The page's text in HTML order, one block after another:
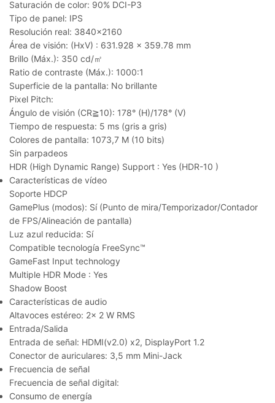
Saturación de color: 90% DCI-P3
Tipo de panel: IPS
Resolución real: 3840×2160
Área de visión: (HxV) : 631.928 x 359.78 mm
Brillo (Máx.): 350 cd/㎡
Ratio de contraste (Máx.): 1000:1
Superficie de la pantalla: No brillante
Pixel Pitch:
Ángulo de visión (CR≧10): 178° (H)/178° (V)
Tiempo de respuesta: 5 ms (gris a gris)
Colores de pantalla: 1073,7 M (10 bits)
Sin parpadeos
HDR (High Dynamic Range) Support : Yes (HDR-10 )
Características de vídeo
Soporte HDCP
GamePlus (modos): Sí (Punto de mira/Temporizador/Contador
de FPS/Alineación de pantalla)
Luz azul reducida: Sí
Compatible tecnología FreeSync™
GameFast Input technology
Multiple HDR Mode : Yes
Shadow Boost
Características de audio
Altavoces estéreo: 2x 2 W RMS
Entrada/Salida
Entrada de señal: HDMI(v2.0) x2, DisplayPort 1.2
Conector de auriculares: 3,5 mm Mini-Jack
Frecuencia de señal
Frecuencia de señal digital:
Consumo de energía